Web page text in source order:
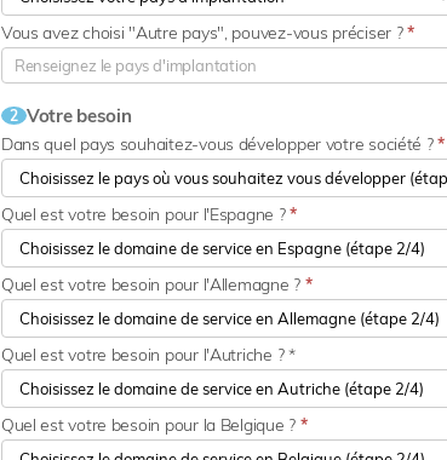
Vous avez choisi "Autre pays", pouvez-vous préciser ?*
2 Votre besoin
Dans quel pays souhaitez-vous développer votre société ?*
Quel est votre besoin pour l'Espagne ?*
Quel est votre besoin pour l'Allemagne ? *
Quel est votre besoin pour l'Autriche ? *
Quel est votre besoin pour la Belgique ? *